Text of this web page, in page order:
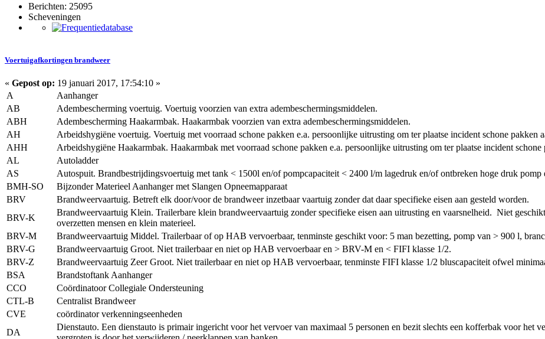
Berichten: 25095
Scheveningen
Voertuigafkortingen brandweer
« Gepost op: 19 januari 2017, 17:54:10 »
A
Aanhanger
AB
Adembescherming voertuig. Voertuig voorzien van extra adembeschermingsmiddelen.
ABH
Adembescherming Haakarmbak. Haakarmbak voorzien van extra adembeschermingsmiddelen.
AH
Arbeidshygiëne voertuig. Voertuig met voorraad schone pakken e.a. persoonlijke uitrusting om ter plaatse incident schone pakken
AHH
Arbeidshygiëne Haakarmbak. Haakarmbak met voorraad schone pakken e.a. persoonlijke uitrusting om ter plaatse incident
AL
Autoladder
AS
Autospuit. Brandbestrijdingsvoertuig met tank < 1500l en/of pompcapaciteit < 2400 l/m lagedruk en/of ontbreken hoge druk pomp
BMH-SO
Bijzonder Materieel Aanhanger met Slangen Opneemapparaat
BRV
Brandweervaartuig. Betreft elk door/voor de brandweer inzetbaar vaartuig zonder dat daar specifieke eisen aan gesteld worden.
BRV-K
Brandweervaartuig Klein. Trailerbare klein brandweervaartuig zonder specifieke eisen aan uitrusting en vaarsnelheid. Niet
overzetten mensen en klein materieel.
BRV-M
Brandweervaartuig Middel. Trailerbaar of op HAB vervoerbaar, tenminste geschikt voor: 5 man bezetting, pomp van > 900 l,
BRV-G
Brandweervaartuig Groot. Niet trailerbaar en niet op HAB vervoerbaar en > BRV-M en < FIFI klasse 1/2.
BRV-Z
Brandweervaartuig Zeer Groot. Niet trailerbaar en niet op HAB vervoerbaar, tenminste FIFI klasse 1/2 bluscapaciteit ofwel
BSA
Brandstoftank Aanhanger
CCO
Coördinatoor Collegiale Ondersteuning
CTL-B
Centralist Brandweer
CVE
coördinator verkenningseenheden
DA
Dienstauto. Een dienstauto is primair ingericht voor het vervoer van maximaal 5 personen en bezit slechts een kofferbak voor het